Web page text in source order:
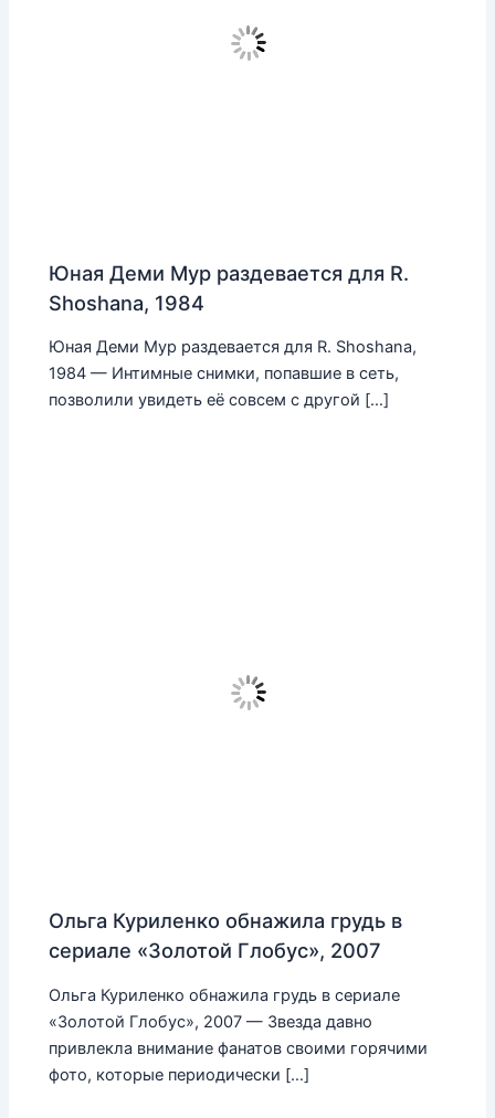
Юная Деми Мур раздевается для R.
Shoshana, 1984
Юная Деми Мур раздевается для R. Shoshana,
1984 — Интимные снимки, попавшие в сеть,
позволили увидеть её совсем с другой […]
Ольга Куриленко обнажила грудь в
сериале «Золотой Глобус», 2007
Ольга Куриленко обнажила грудь в сериале
«Золотой Глобус», 2007 — Звезда давно
привлекла внимание фанатов своими горячими
фото, которые периодически […]